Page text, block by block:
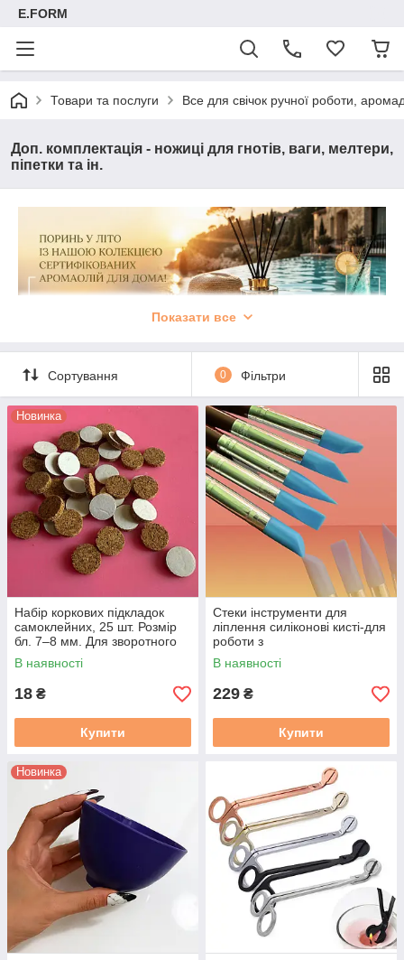
E.FORM
Товари та послуги Все для свічок ручної роботи,
Доп. комплектація - ножиці для гнотів, ваги, мелтери,
піпетки та ін.
Показати все
Сортування 0 Фільтри
Новинка
Набір коркових підкладок
самоклейних, 25 шт. Розмір
бл. 7–8 мм. Для зворотного
боку кашпо, підсвічників.
В наявності
18 ₴
Купити
Стеки інструменти для
ліплення силіконові кисті-для
роботи з
глиною,воском,мастикою (5
шт. розмір М)
В наявності
229 ₴
Купити
Новинка